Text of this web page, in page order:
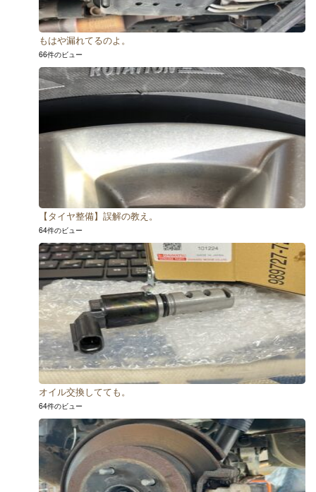
もはや漏れてるのよ。
66件のビュー
【タイヤ整備】誤解の教え。
64件のビュー
オイル交換してても。
64件のビュー